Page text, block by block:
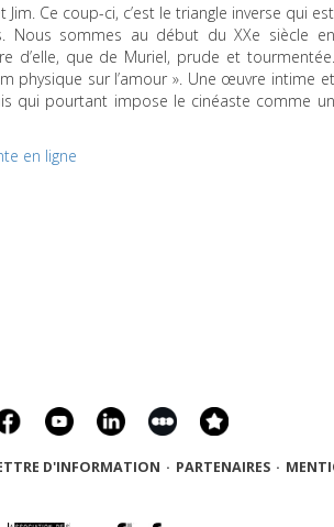
Ce coup-ci, c’est le triangle inverse qui est
Nous sommes au début du XXe siècle en
d’elle, que de Muriel, prude et tourmentée.
physique sur l’amour ». Une œuvre intime et
qui pourtant impose le cinéaste comme un
en ligne
D'INFORMATION · PARTENAIRES ·